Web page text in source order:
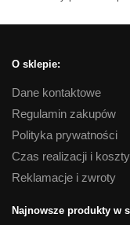
O sklepie:
Dane kontaktowe
Regulamin zakupów
Polityka prywatności
Czas realizacji i
Reklamacje i zwroty
Najnowsze produkty w